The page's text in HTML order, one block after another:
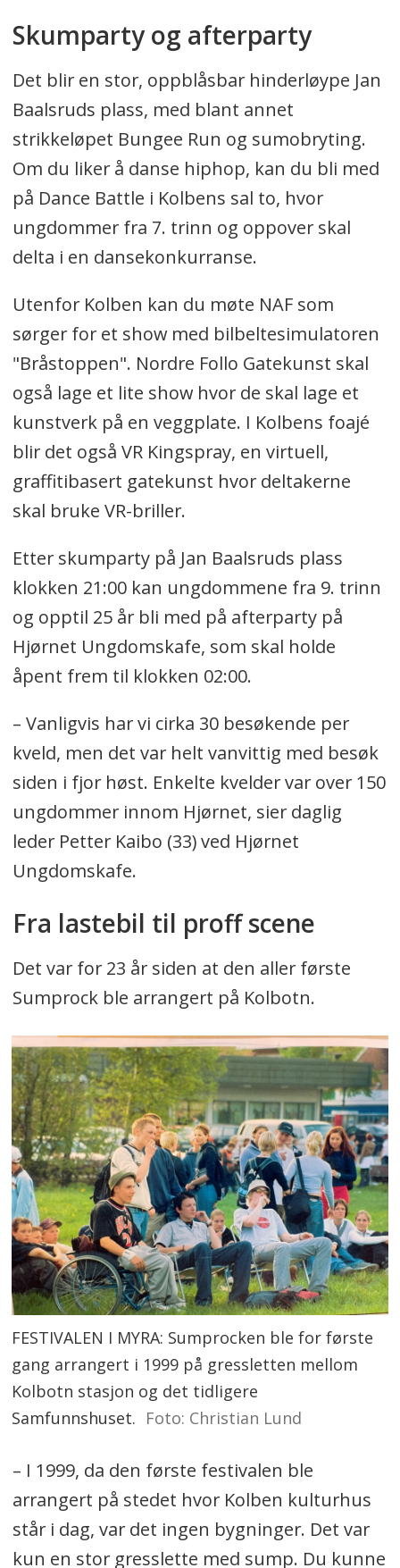
Skumparty og afterparty
Det blir en stor, oppblåsbar hinderløype Jan
Baalsruds plass, med blant annet
strikkeløpet Bungee Run og sumobryting.
Om du liker å danse hiphop, kan du bli med
på Dance Battle i Kolbens sal to, hvor
ungdommer fra 7. trinn og oppover skal
delta i en dansekonkurranse.
Utenfor Kolben kan du møte NAF som
sørger for et show med bilbeltesimulatoren
"Bråstoppen". Nordre Follo Gatekunst skal
også lage et lite show hvor de skal lage et
kunstverk på en veggplate. I Kolbens foajé
blir det også VR Kingspray, en virtuell,
graffitibasert gatekunst hvor deltakerne
skal bruke VR-briller.
Etter skumparty på Jan Baalsruds plass
klokken 21:00 kan ungdommene fra 9. trinn
og opptil 25 år bli med på afterparty på
Hjørnet Ungdomskafe, som skal holde
åpent frem til klokken 02:00.
– Vanligvis har vi cirka 30 besøkende per
kveld, men det var helt vanvittig med besøk
siden i fjor høst. Enkelte kvelder var over 150
ungdommer innom Hjørnet, sier daglig
leder Petter Kaibo (33) ved Hjørnet
Ungdomskafe.
Fra lastebil til proff scene
Det var for 23 år siden at den aller første
Sumprock ble arrangert på Kolbotn.
FESTIVALEN I MYRA: Sumprocken ble for første
gang arrangert i 1999 på gressletten mellom
Kolbotn stasjon og det tidligere
Samfunnshuset. Foto: Christian Lund
– I 1999, da den første festivalen ble
arrangert på stedet hvor Kolben kulturhus
står i dag, var det ingen bygninger. Det var
kun en stor gresslette med sump. Du kunne